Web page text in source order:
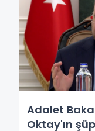
Adalet
Oktay'ın